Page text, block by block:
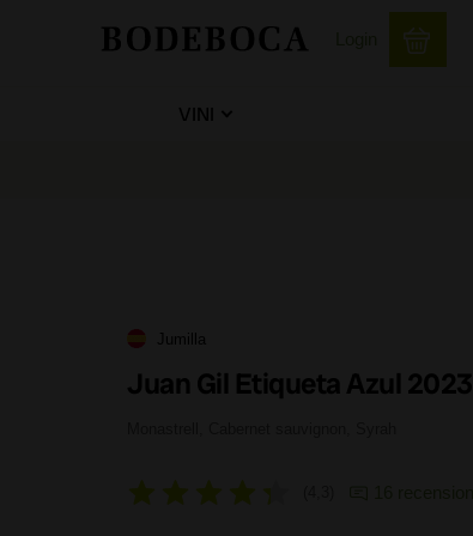
VINI
Jumilla
Juan Gil Etiqueta Azul 2023